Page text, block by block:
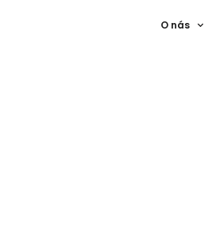
O nás